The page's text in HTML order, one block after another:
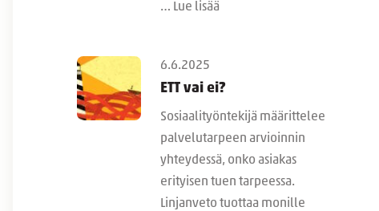
… Lue lisää
6.6.2025
ETT vai ei?
Sosiaalityöntekijä määrittelee
palvelutarpeen arvioinnin
yhteydessä, onko asiakas
erityisen tuen tarpeessa.
Linjanveto tuottaa monille